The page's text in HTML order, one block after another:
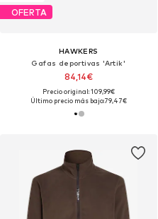
OFERTA
HAWKERS
Gafas deportivas 'Artik'
84,14€
Precio original: 109,99€
Último precio más bajo:79,47€